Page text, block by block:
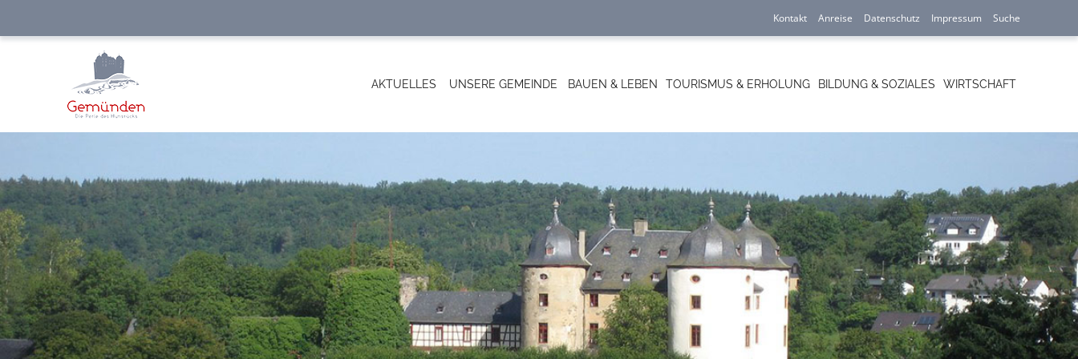
Navigation
Kontakt Anreise Datenschutz Impressum Suche
NAVIGATION
ÜBERSPRINGEN
AKTUELLES UNSERE GEMEINDE BAUEN & LEBEN TOURISMUS & ERHOLUNG BILDUNG & SOZIALES WIRTSCHAFT